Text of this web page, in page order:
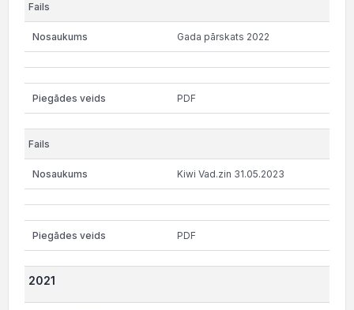
Gada pārskats 2022
PDF
Kiwi Vad.zin 31.05.2023
PDF
2021